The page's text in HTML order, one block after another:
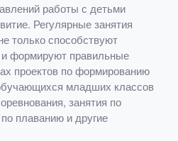
работы с детьми
Регулярные занятия
только способствуют
формируют правильные
проектов по формированию
младших классов
занятия по
плаванию и другие